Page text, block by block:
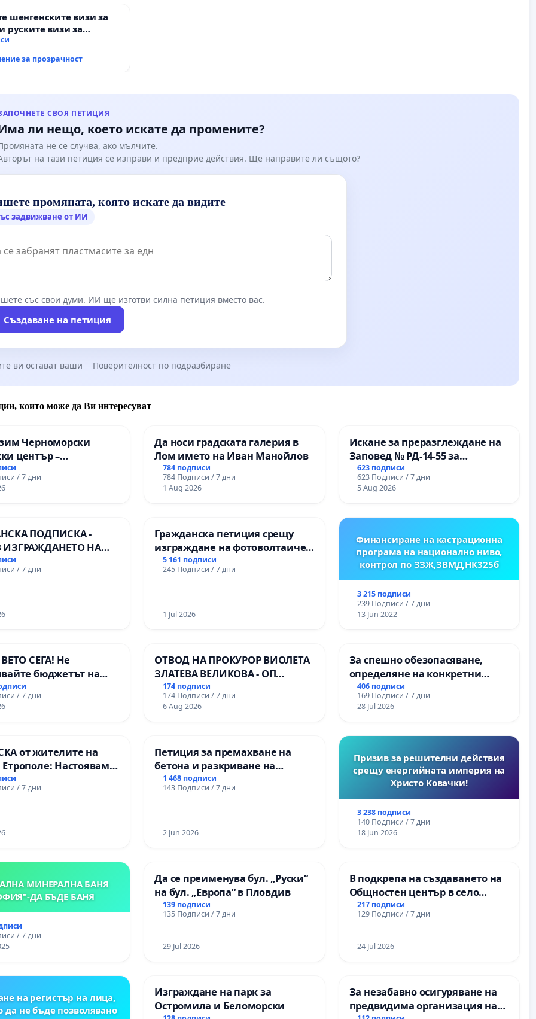
шенгенските визи за
руските визи за
за прозрачност
СВОЯ ПЕТИЦИЯ
ли нещо, което искате да промените?
не се случва, ако мълчите.
на тази петиция се изправи и предприе действия. Ще направите ли същото?
промяната, която искате да видите
задвижване от ИИ
със свои думи. ИИ ще изготви силна петиция вместо вас.
Създаване на петиция
ви остават ваши Поверителност по подразбиране
които може да Ви интересуват
Черноморски
център –
за младите на
/ 7 дни
Да носи градската галерия в
Лом името на Иван Манойлов
784 подписи
784 Подписи / 7 дни
1 Aug 2026
Искане за преразглеждане на
Заповед № РД-14-55 за
вливането на
Професионалната гимназия по
промишлени технологии в
гр. Пазарджик
623 подписи
623 Подписи / 7 дни
5 Aug 2026
ПОДПИСКА -
ИЗГРАЖДАНЕТО НА
ЛИНИЯ (ЛИФТ) НА
НА ПРИРОДНА
/ 7 дни
Гражданска петиция срещу
изграждане на фотоволтаичен
парк в с.Прибой, общ. Радомир
5 161 подписи
245 Подписи / 7 дни
1 Jul 2026
Финансиране на кастрационна
програма на национално ниво,
контрол по ЗЗЖ,ЗВМД,НК325б
3 215 подписи
239 Подписи / 7 дни
13 Jun 2022
СЕГА! Не
бюджетът на
открадне парите и
ни в тъмното
/ 7 дни
ОТВОД НА ПРОКУРОР ВИОЛЕТА
ЗЛАТЕВА ВЕЛИКОВА - ОП
ДОБРИЧ
174 подписи
174 Подписи / 7 дни
6 Aug 2026
За спешно обезопасяване,
определяне на конкретни
срокове и извършване на
цялостна рехабилитация на
републиканския път между
Момин проход
406 подписи
169 Подписи / 7 дни
28 Jul 2026
от жителите на
Настояваме
гаранции от “Елаците-
и от държавата, че ще
/ 7 дни
Петиция за премахване на
бетона и разкриване на
античното сърце на
Могиланската могила във
1 468 подписи
143 Подписи / 7 дни
2 Jun 2026
Призив за решителни действия
срещу енергийната империя на
Христо Ковачки!
3 238 подписи
140 Подписи / 7 дни
18 Jun 2026
МИНЕРАЛНА БАНЯ
ДА БЪДЕ БАНЯ
/ 7 дни
Да се преименува бул. „Руски“
на бул. „Европа“ в Пловдив
139 подписи
135 Подписи / 7 дни
29 Jul 2026
В подкрепа на създаването на
Общностен център в село
Църква
217 подписи
129 Подписи / 7 дни
24 Jul 2026
на регистър на лица,
да не бъде позволявано
Изграждане на парк за
Остромила и Беломорски
За незабавно осигуряване на
предвидима организация на